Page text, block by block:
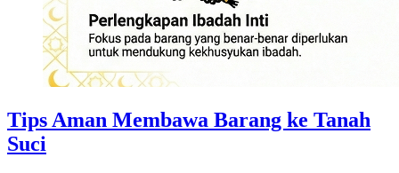
Tips Aman Membawa Barang ke Tanah
Suci